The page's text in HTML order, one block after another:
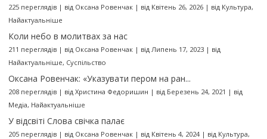
225 переглядів| від Оксана Ровенчак| від Квітень 26, 2026| від Культура,
Найактуальніше
Коли небо в молитвах за нас
211 переглядів| від Оксана Ровенчак| від Липень 17, 2023| від
Найактуальніше, Суспільство
Оксана Ровенчак: «Указувати пером на ран...
208 переглядів| від Христина Федоришин | від Березень 24, 2021 | від
Медіа, Найактуальніше
У відсвіті Слова свічка палає
205 переглядів| від Оксана Ровенчак| від Квітень 4, 2024| від Культура,